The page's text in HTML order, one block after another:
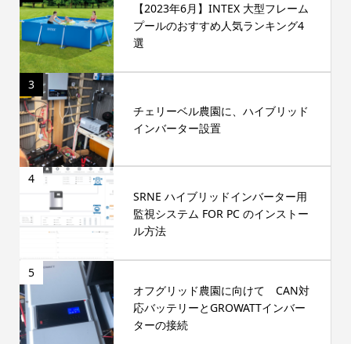
【2023年6月】INTEX 大型フレーム
プールのおすすめ人気ランキング4
選
3
チェリーベル農園に、ハイブリッド
インバーター設置
4
SRNE ハイブリッドインバーター用
監視システム FOR PC のインストー
ル方法
5
オフグリッド農園に向けて CAN対
応バッテリーとGROWATTインバー
ターの接続